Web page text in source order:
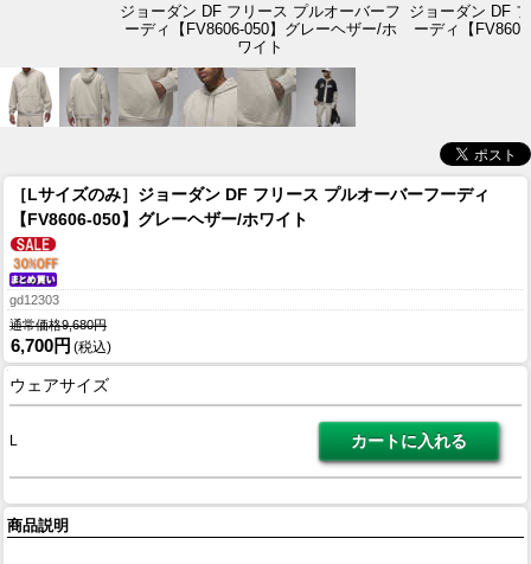
ジョーダン DF フリース プルオーバーフ
ーディ【FV8606-050】グレーヘザー/ホ
ワイト
ジョーダン DF
ーディ【
［Lサイズのみ］ジョーダン DF フリース プルオーバーフーディ
【FV8606-050】グレーヘザー/ホワイト
gd12303
通常価格9,680円
6,700円 (税込)
ウェアサイズ
L
商品説明